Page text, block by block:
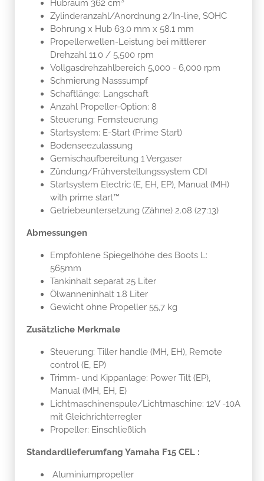
Hubraum 362 cm³
Zylinderanzahl/Anordnung 2/In-line, SOHC
Bohrung x Hub 63.0 mm x 58.1 mm
Propellerwellen-Leistung bei mittlerer
Drehzahl 11.0 / 5,500 rpm
Vollgasdrehzahlbereich 5,000 - 6,000 rpm
Schmierung Nasssumpf
Schaftlänge: Langschaft
Anzahl Propeller-Option: 8
Steuerung: Fernsteuerung
Startsystem: E-Start (Prime Start)
Bodenseezulassung
Gemischaufbereitung 1 Vergaser
Zündung/Frühverstellungssystem CDI
Startsystem Electric (E, EH, EP), Manual (MH)
with prime start™
Getriebeuntersetzung (Zähne) 2.08 (27:13)
Abmessungen
Empfohlene Spiegelhöhe des Boots L:
565mm
Tankinhalt separat 25 Liter
Ölwanneninhalt 1.8 Liter
Gewicht ohne Propeller 55,7 kg
Zusätzliche Merkmale
Steuerung: Tiller handle (MH, EH), Remote
control (E, EP)
Trimm- und Kippanlage: Power Tilt (EP),
Manual (MH, EH, E)
Lichtmaschinenspule/Lichtmaschine: 12V -10A
mit Gleichrichterregler
Propeller: Einschließlich
Standardlieferumfang Yamaha F15 CEL :
Aluminiumpropeller